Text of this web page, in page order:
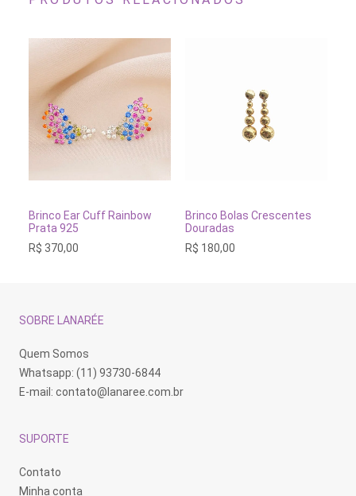
ADICIONAR AO CARRINHO
Brinco Ear Cuff Rainbow
Prata 925
R$ 370,00
ADICIONAR AO
Brinco Bolas Crescentes
Douradas
R$ 180,00
SOBRE LANARÉE
Quem Somos
Whatsapp: (11) 93730-6844
E-mail: contato@lanaree.com.br
SUPORTE
Contato
Minha conta